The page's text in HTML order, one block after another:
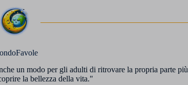
un modo per gli adulti di ritrovare la propria parte più
la bellezza della vita."